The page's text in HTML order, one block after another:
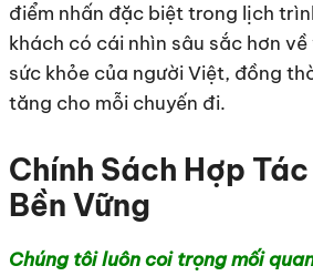
điểm nhấn đặc biệt trong lịch
khách có cái nhìn sâu sắc hơn
sức khỏe của người Việt, đồng
tăng cho mỗi chuyến đi.
Chính Sách Hợp
Bền Vững
Chúng tôi luôn coi trọng mối